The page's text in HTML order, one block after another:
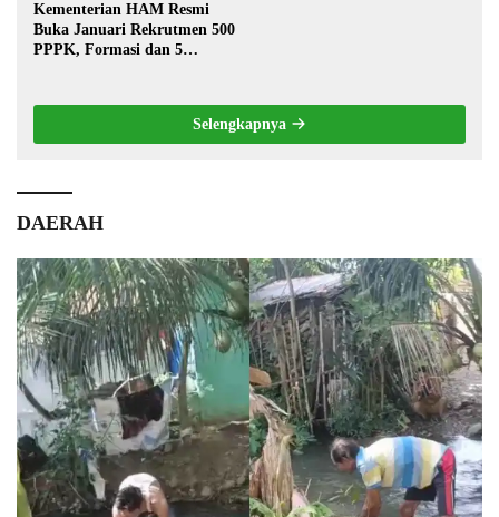
Kementerian HAM Resmi
Buka Januari Rekrutmen 500
PPPK, Formasi dan 5
Selengkapnya
DAERAH